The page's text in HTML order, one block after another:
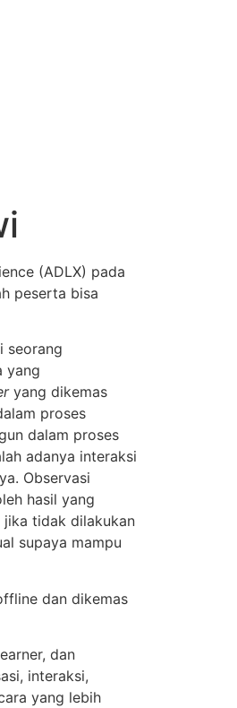
(ADLX) pada
peserta bisa
seorang
yang
yang dikemas
proses
dalam proses
adanya interaksi
Observasi
hasil yang
jika tidak dilakukan
supaya mampu
dan dikemas
dan
interaksi,
yang lebih